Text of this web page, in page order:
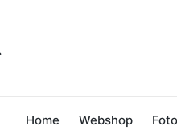
Home Webshop